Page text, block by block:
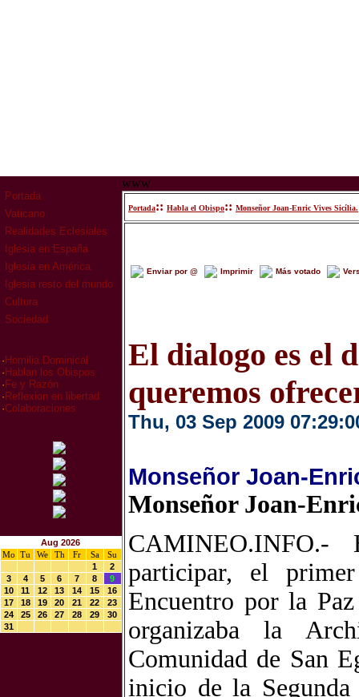
Portada
Vaticano
Realidades Eclesiales
Iglesia en España
Iglesia en América
Iglesia resto del mundo
Cultura
Sociedad
· Homilia Dominical
· Hablan los Obispos
· Fe y Razón
· Reflexion en libertad
·Colaboraciones
Aug 2026
Mo
Tu We Th Fr Sa
Su
1
2
3
4 5 6 7 8
9
10
11 12 13 14 15
16
17
18 19 20 21 22
23
24
25 26 27 28 29
30
31
www
Portada:: Habla el Obispo:: Monseñor Joan-Enric Vives Sicília.
Enviar por @ Imprimir Más votado
El dialogo es el
queremos
Thu, 03 Sep 2009
Monseñor Joan-
Monseñor Joan-
participar, el
Encuentro por la
organizaba la
Comunidad de San
inicio de la